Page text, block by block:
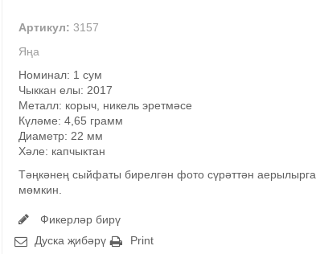
Артикул: 3157
Яңа
Номинал: 1 сум
Чыккан елы: 2017
Металл: корыч, никель эретмәсе
Күләме: 4,65 грамм
Диаметр: 22 мм
Хәле: капчыктан
Тәңкәнең сыйфаты бирелгән фото сүрәттән аерылырга
мөмкин.
Фикерләр бирү
Дуска җибәрү
Print